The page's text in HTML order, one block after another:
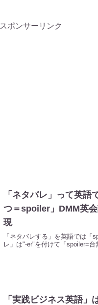
スポンサーリンク
「ネタバレ」って英
つ＝spoiler」DMM英
現
「ネタバレする」を英語では「
レ」は"-er"を付けて「spoiler=台
「実践ビジネス英語